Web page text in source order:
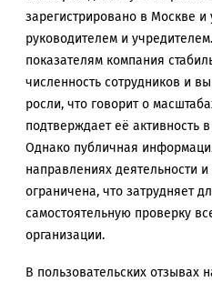
зарегистрировано в Москве и
руководителем и
показателям компания
численность сотрудников и
росли, что говорит о
подтверждает её активность
Однако публичная
направлениях деятельности
ограничена, что затрудняет
самостоятельную проверку
организации.
В пользовательских отзывах